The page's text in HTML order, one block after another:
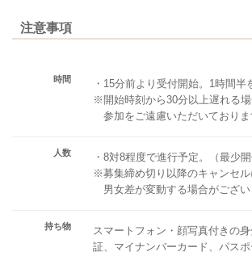
注意事項
時間
・15分前より受付開始。1時間半
※開始時刻から30分以上遅れる
参加をご遠慮いただいておりま
人数
・8対8程度で進行予定。（最少開
※募集締め切り以降のキャンセル
男女差が変動する場合がござい
持ち物
スマートフォン・顔写真付きの
証、マイナンバーカード、パスポ